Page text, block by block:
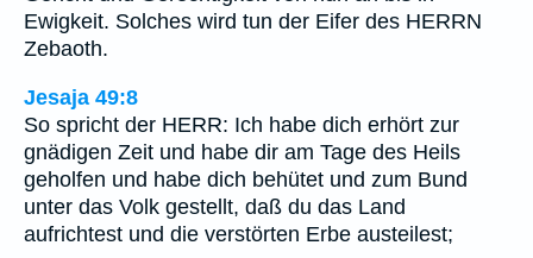
Ewigkeit. Solches wird tun der Eifer des HERRN
Zebaoth.
Jesaja 49:8
So spricht der HERR: Ich habe dich erhört zur
gnädigen Zeit und habe dir am Tage des Heils
geholfen und habe dich behütet und zum Bund
unter das Volk gestellt, daß du das Land
aufrichtest und die verstörten Erbe austeilest;